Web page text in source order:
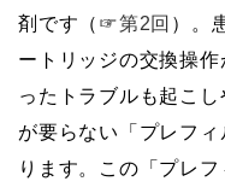
剤です（☞第2回 ）。
ートリッジの交換操
ったトラブルも起こ
が要らない「プレフ
ります。この「プレ